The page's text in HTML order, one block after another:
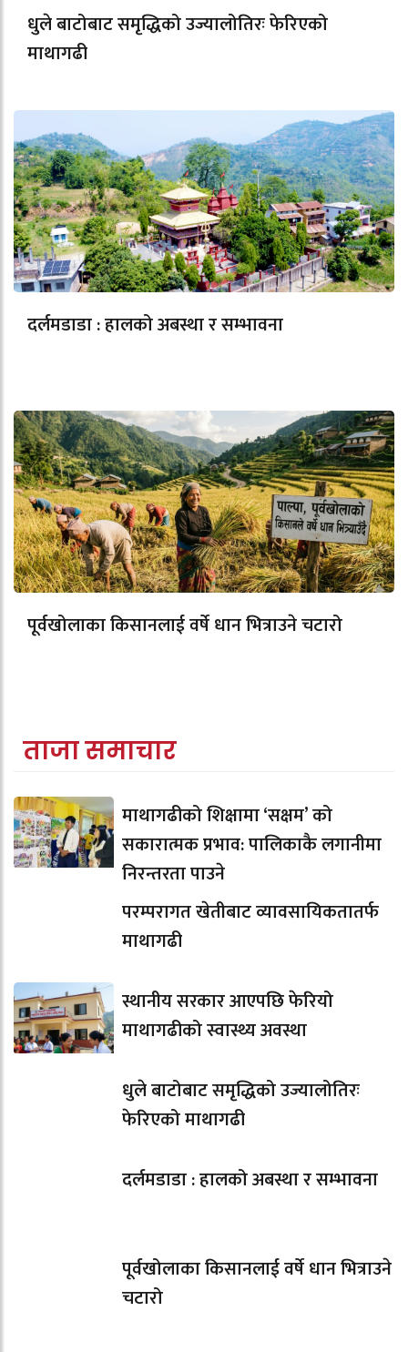
धुले बाटोबाट समृद्धिको उज्यालोतिरः फेरिएको
माथागढी
दर्लमडाडा : हालको अबस्था र सम्भावना
पूर्वखोलाका किसानलाई वर्षे धान भित्राउने चटारो
ताजा समाचार
माथागढीको शिक्षामा ‘सक्षम’ को
सकारात्मक प्रभाव: पालिकाकै लगानीमा
निरन्तरता पाउने
परम्परागत खेतीबाट व्यावसायिकतातर्फ
माथागढी
स्थानीय सरकार आएपछि फेरियो
माथागढीको स्वास्थ्य अवस्था
धुले बाटोबाट समृद्धिको उज्यालोतिरः
फेरिएको माथागढी
दर्लमडाडा : हालको अबस्था र सम्भावना
पूर्वखोलाका किसानलाई वर्षे धान भित्राउने
चटारो